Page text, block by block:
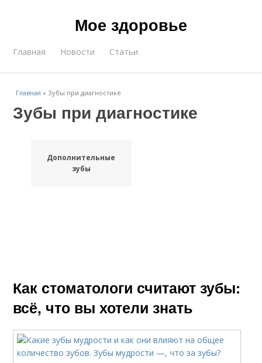
Мое здоровье
Главная Новости Статьи
Главная »Зубы при диагностике
Зубы при диагностике
Дополнительные
зубы
Как стоматологи считают зубы:
всё, что вы хотели знать